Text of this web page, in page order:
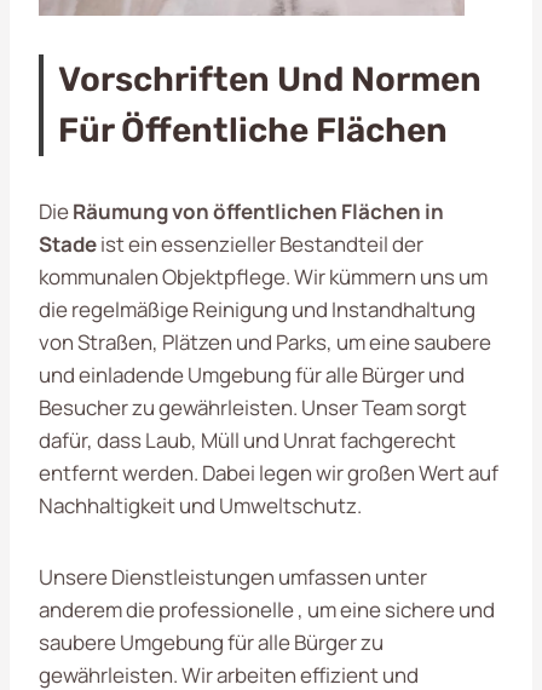
Vorschriften Und Normen
Für Öffentliche Flächen
DieRäumung von öffentlichen Flächen in
Stadeist ein essenzieller Bestandteil der
kommunalen Objektpflege. Wir kümmern uns um
die regelmäßige Reinigung und Instandhaltung
von Straßen, Plätzen und Parks, um eine saubere
und einladende Umgebung für alle Bürger und
Besucher zu gewährleisten. Unser Team sorgt
dafür, dass Laub, Müll und Unrat fachgerecht
entfernt werden. Dabei legen wir großen Wert auf
Nachhaltigkeit und Umweltschutz.
Unsere Dienstleistungen umfassen unter
anderem die professionelle , um eine sichere und
saubere Umgebung für alle Bürger zu
gewährleisten. Wir arbeiten effizient und